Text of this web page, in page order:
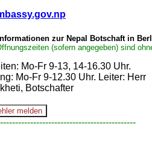
zur Nepal Botschaft in
(sofern angegeben) sind
Mo-Fr 9-13, 14-16.30 Uhr.
Mo-Fr 9-12.30 Uhr. Leiter: Herr
Botschafter